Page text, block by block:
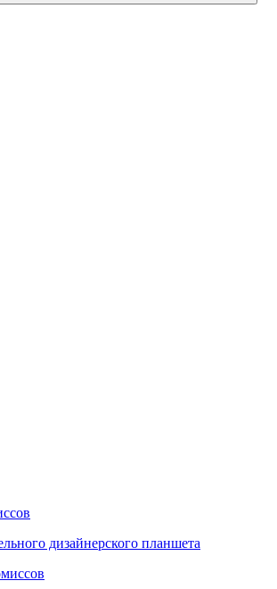
дизайнерского планшета